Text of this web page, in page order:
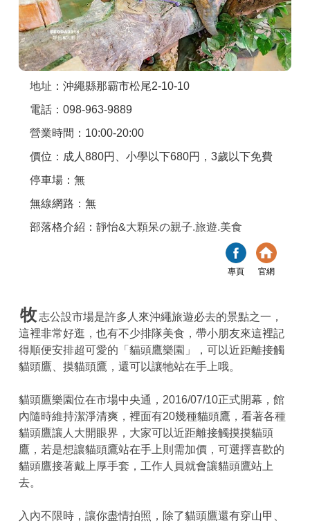
APP下載
地址：沖繩縣那霸市松尾2-10-10
電話：098-963-9889
營業時間：10:00-20:00
價位：成人880円、小學以下680円，3歲以下免費
停車場：無
無線網路：無
部落格介紹： 靜怡&大顆呆の親子.旅遊.美食
專頁 官網
牧志公設市場是許多人來沖繩旅遊必去的景點之一，
這裡非常好逛，也有不少排隊美食，帶小朋友來這裡記
得順便安排超可愛的「貓頭鷹樂園」，可以近距離接觸
貓頭鷹、摸貓頭鷹，還可以讓牠站在手上哦。
貓頭鷹樂園位在市場中央通，2016/07/10正式開幕，館
內隨時維持潔淨清爽，裡面有20幾種貓頭鷹，看著各種
貓頭鷹讓人大開眼界，大家可以近距離接觸摸摸貓頭
鷹，若是想讓貓頭鷹站在手上則需加價，可選擇喜歡的
貓頭鷹接著戴上厚手套，工作人員就會讓貓頭鷹站上
去。
入內不限時，讓你盡情拍照，除了貓頭鷹還有穿山甲、